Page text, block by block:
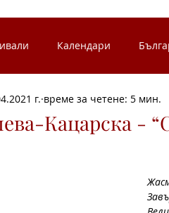
Календари
Музеите в България
Кацарска -
г. време за четене: 5 мин.